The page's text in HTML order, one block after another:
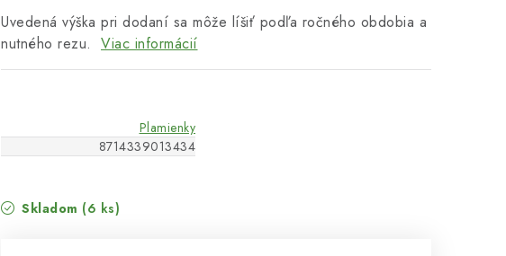
Uvedená výška pri dodaní sa môže líšiť podľa ročného obdobia a
nutného rezu. Viac informácií
Plamienky
8714339013434
Skladom (6 ks)